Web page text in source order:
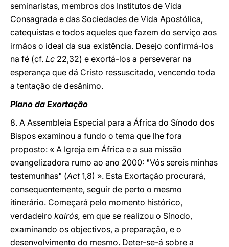
seminaristas, membros dos Institutos de Vida
Consagrada e das Sociedades de Vida Apostólica,
catequistas e todos aqueles que fazem do serviço aos
irmãos o ideal da sua existência. Desejo confirmá-los
na fé (cf. Lc 22,32) e exortá-los a perseverar na
esperança que dá Cristo ressuscitado, vencendo toda
a tentação de desânimo.
Plano da Exortação
8. A Assembleia Especial para a África do Sínodo dos
Bispos examinou a fundo o tema que lhe fora
proposto: « A Igreja em África e a sua missão
evangelizadora rumo ao ano 2000: "Vós sereis minhas
testemunhas" (Act1,8) ». Esta Exortação procurará,
consequentemente, seguir de perto o mesmo
itinerário. Começará pelo momento histórico,
verdadeiro kairós, em que se realizou o Sínodo,
examinando os objectivos, a preparação, e o
desenvolvimento do mesmo. Deter-se-á sobre a